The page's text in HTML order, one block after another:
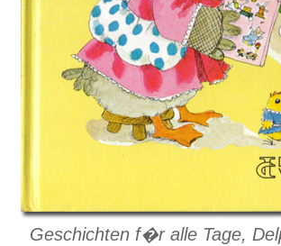
Geschichten f�r alle Tage,